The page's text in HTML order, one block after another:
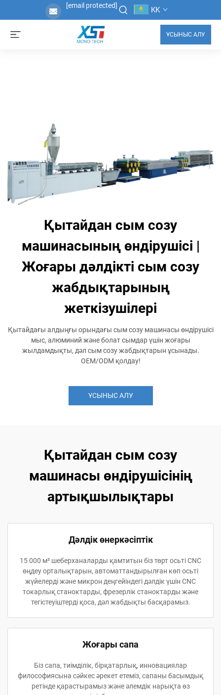
[email protected] KK
ҰСЫНЫС АЛУ
Қытайдан сым созу
машинасының өндірушісі |
Жоғары дәлдікті сым созу
жабдықтарының
жеткізушілері
Қытайдағы алдыңғы орындағы сым созу машинасы өндірушісі
мыс, алюминий және болат сымдар үшін жоғары
жылдамдықты, дәл сым созу жабдықтарын ұсынады.
OEM/ODM қолдау!
ҰСЫНЫС АЛУ
Қытайдан сым созу
машинасы өндірушісінің
артықшылықтары
Дәлдік өнеркәсіптік
15 000 м² шеберханаларды қамтитын біз төрт осьті CNC
өңдеу орталықтарын, автоматтандырылған көп осьті
жүйелерді және микрон деңгейіндегі дәлдік үшін CNC
токарлық станоктарды, фрезерлік станоктарды және
тегістеуіштерді қоса, дәл жабдықты басқарамыз.
Жоғары сапа
Біз сапа, тиімділік, бірқатарлық, инновациялар
философиясына сәйкес әрекет етеміз, сапаны басымдық
ретінде қарастырамыз және әлемдік нарықта өз